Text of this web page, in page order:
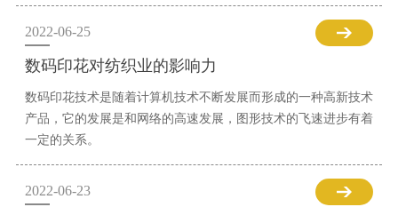
2022-06-25
数码印花对纺织业的影响力
数码印花技术是随着计算机技术不断发展而形成的一种高新技术
产品，它的发展是和网络的高速发展，图形技术的飞速进步有着
一定的关系。
2022-06-23